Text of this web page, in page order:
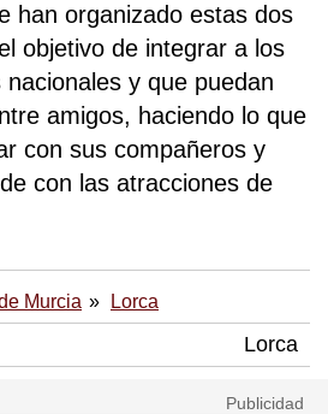
han organizado estas dos
objetivo de integrar a los
y que puedan
amigos, haciendo lo que
con sus compañeros y
con las atracciones de
Murcia Lorca
Lorca